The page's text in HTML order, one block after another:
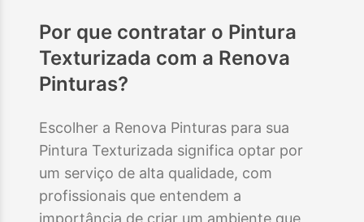
Por que contratar o Pintura
Texturizada com a Renova
Pinturas?
Escolher a Renova Pinturas para sua
Pintura Texturizada significa optar por
um serviço de alta qualidade, com
profissionais que entendem a
importância de criar um ambiente que